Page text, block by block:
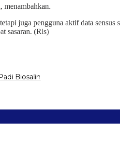
menambahkan.
juga pengguna aktif data
sasaran. (Rls)
Biosalin